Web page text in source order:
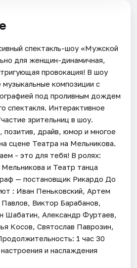
спектакль-шоу «Мужской
для женщин-динамичная,
провокация! В шоу
композиции с
под проливным дождем
спектакля. Интерактивное
зрительниц в шоу.
позитив, драйв, юмор и многое
сцене Театра на Мельникова.
- это для тебя! В ролях:
и Театр танца
— постановщик Рикардо До
: Иван Пеньковский, Артем
Виктор Барабанов,
Шабатин, Александр Фуртаев,
Косов, Святослав Паврозин,
1 час 30
и наслаждения